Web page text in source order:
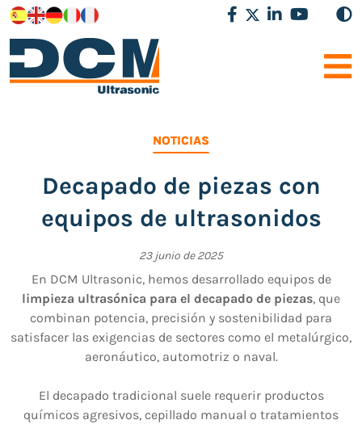
NOTICIAS
Decapado de piezas con
equipos de ultrasonidos
23 junio de 2025
En DCM Ultrasonic, hemos desarrollado equipos de
limpieza ultrasónica para el decapado de piezas, que
combinan potencia, precisión y sostenibilidad para
satisfacer las exigencias de sectores como el metalúrgico,
aeronáutico, automotriz o naval.
El decapado tradicional suele requerir productos
químicos agresivos, cepillado manual o tratamientos